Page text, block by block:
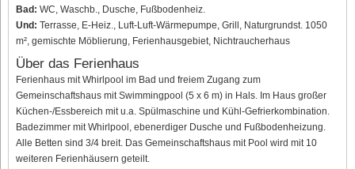
Bad: WC, Waschb., Dusche, Fußbodenheiz.
Und: Terrasse, E-Heiz., Luft-Luft-Wärmepumpe, Grill, Naturgrundst. 1050
m², gemischte Möblierung, Ferienhausgebiet, Nichtraucherhaus
Über das Ferienhaus
Ferienhaus mit Whirlpool im Bad und freiem Zugang zum
Gemeinschaftshaus mit Swimmingpool (5 x 6 m) in Hals. Im Haus großer
Küchen-/Essbereich mit u.a. Spülmaschine und Kühl-Gefrierkombination.
Badezimmer mit Whirlpool, ebenerdiger Dusche und Fußbodenheizung.
Alle Betten sind 3/4 breit. Das Gemeinschaftshaus mit Pool wird mit 10
weiteren Ferienhäusern geteilt.